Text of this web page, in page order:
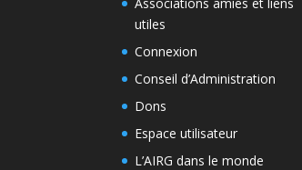
utiles
Connexion
Conseil d’Administration
Dons
Espace utilisateur
L’AIRG dans le monde